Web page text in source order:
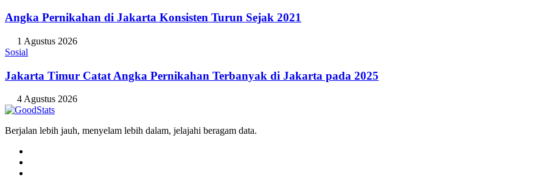
Angka Pernikahan di Jakarta Konsisten Turun Sejak 2021
1 Agustus 2026
Sosial
Jakarta Timur Catat Angka Pernikahan Terbanyak di Jakarta pada 2025
4 Agustus 2026
Berjalan lebih jauh, menyelam lebih dalam, jelajahi beragam data.